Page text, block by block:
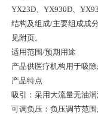
YX23D、YX930D、
结构及组成/主要组成成
见附页。
适用范围/预期用途
产品供医疗机构用于吸
产品特点
吸引：采用大流量无油
可调负压：负压调节范